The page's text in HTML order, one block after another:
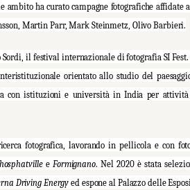
ha curato campagne fotografiche affidate
Martin Parr, Mark Steinmetz, Olivo Barbieri.
il festival internazionale di fotografia SI
orientato allo studio del
con istituzioni e università in India per
fotografica, lavorando in pellicola e con
e Formignano. Nel 2020 è stata
Driving Energyed espone al Palazzo delle